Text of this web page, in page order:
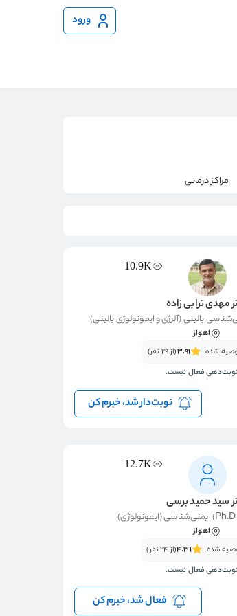
ورود
مراکز درمانی
10.9K
مهدی ترابی زاده
بالینی (آلرژی و ایمونولوژی بالینی)
اهواز
شده 3.91(از 29 نفر)
نوبت‌دهی فعال نیست.
نوبت‌دار شد، خبرم کن
12.7K
سید حمید برسی
اهواز
شده 4.31(از 24 نفر)
نوبت‌دهی فعال نیست.
فعال شد، خبرم کن